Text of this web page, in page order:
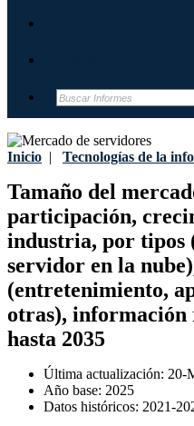
Inicio | Tecnologías de la
Tamaño del
participación,
industria, por tipos
servidor en la
(entretenimiento,
otras), información
hasta 2035
Última actualización: 20-
Año base: 2025
Datos históricos: 2021-